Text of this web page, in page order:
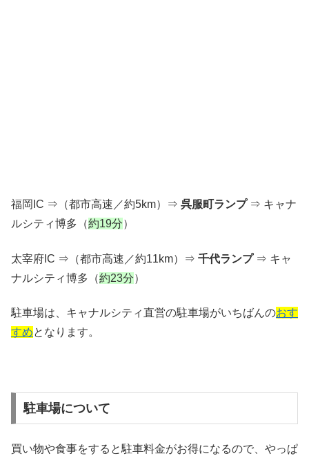
福岡IC ⇒（都市高速／約5km）⇒ 呉服町ランプ⇒ キャナ
ルシティ博多（約19分）
太宰府IC ⇒（都市高速／約11km）⇒ 千代ランプ⇒ キャ
ナルシティ博多（約23分）
駐車場は、キャナルシティ直営の駐車場がいちばんのおす
すめとなります。
駐車場について
買い物や食事をすると駐車料金がお得になるので、やっぱ